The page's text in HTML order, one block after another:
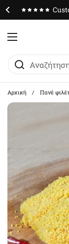
Άνοιγμα μενού
Αρχική / Πανέ